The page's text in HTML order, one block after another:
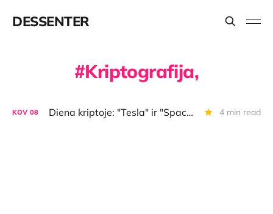
DESSENTER
Kriptografija,
KOV 08 Diena kriptoje: "Tesla" ir "SpaceX" bitkoinai, BTC kelionės, Ethereum fondai investuoja į Bitkoino projektą 4 min read